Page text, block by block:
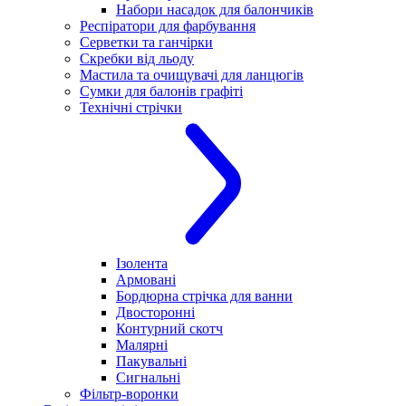
Набори насадок для балончиків
Респіратори для фарбування
Серветки та ганчірки
Скребки від льоду
Мастила та очищувачі для ланцюгів
Сумки для балонів графіті
Технічні стрічки
Ізолента
Армовані
Бордюрна стрічка для ванни
Двосторонні
Контурний скотч
Малярні
Пакувальні
Сигнальні
Фільтр-воронки